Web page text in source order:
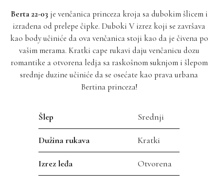
Berta 22-03 je venčanica princeza kroja sa dubokim šlicem i
izrađena od prelepe čipke. Duboki V izrez koji se završava
kao body učiniće da ova venčanica stoji kao da je čivena po
vašim merama. Kratki cape rukavi daju venčanicu dozu
romantike a otvorena ledja sa raskošnom suknjom i šlepom
srednje duzine učiniće da se osećate kao prava urbana
Bertina princeza!
Šlep Srednji
Dužina rukava Kratki
Izrez leđa Otvorena